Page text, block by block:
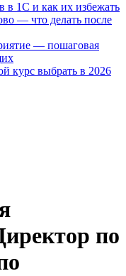
1С и как их избежать
— что делать после
— пошаговая
курс выбрать в 2026
по